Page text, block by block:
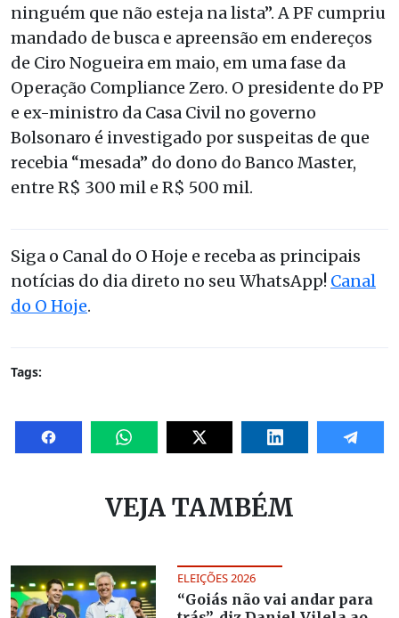
ninguém que não esteja na lista”. A PF cumpriu
mandado de busca e apreensão em endereços
de Ciro Nogueira em maio, em uma fase da
Operação Compliance Zero. O presidente do PP
e ex-ministro da Casa Civil no governo
Bolsonaro é investigado por suspeitas de que
recebia “mesada” do dono do Banco Master,
entre R$ 300 mil e R$ 500 mil.
Siga o Canal do O Hoje e receba as principais
notícias do dia direto no seu WhatsApp! Canal
do O Hoje.
Tags:
VEJA TAMBÉM
ELEIÇÕES 2026
“Goiás não vai andar para